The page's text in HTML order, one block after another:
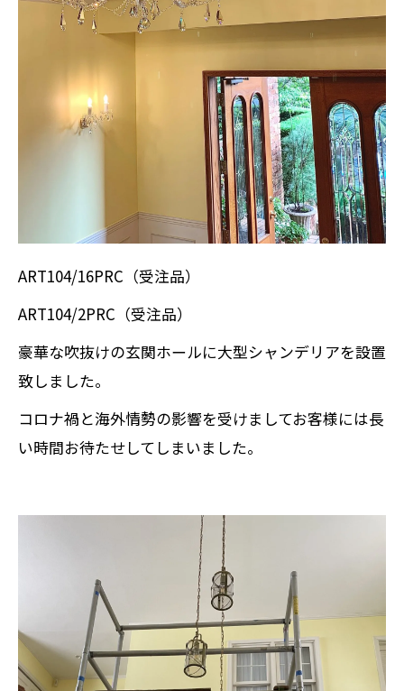
ART104/16PRC（受注品）
ART104/2PRC（受注品）
豪華な吹抜けの玄関ホールに大型シャンデリアを設置
致しました。
コロナ禍と海外情勢の影響を受けましてお客様には長
い時間お待たせしてしまいました。